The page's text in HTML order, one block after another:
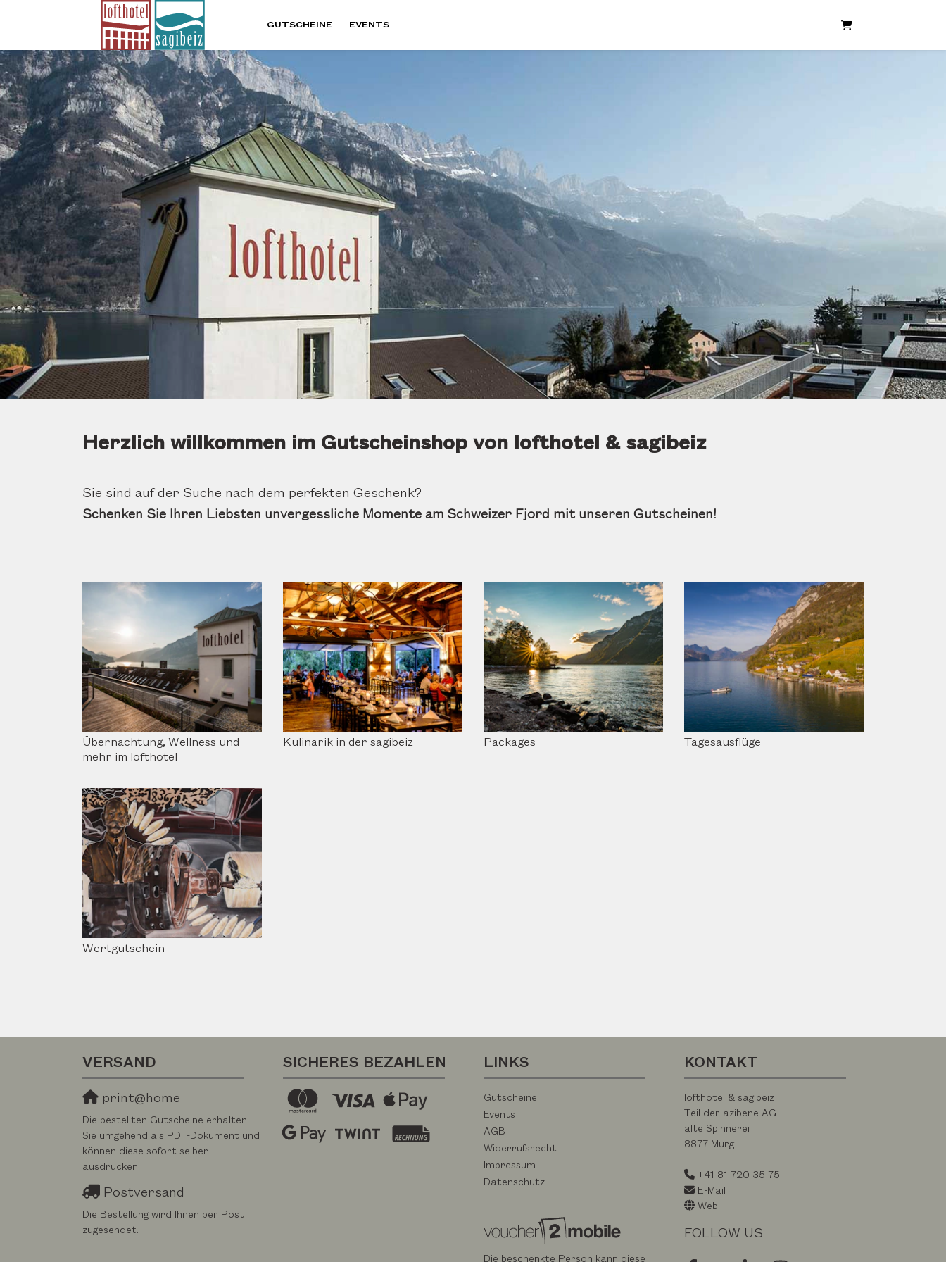
GUTSCHEINE EVENTS
WARENKORB
Herzlich willkommen im Gutscheinshop von lofthotel & sagibeiz
Sie sind auf der Suche nach dem perfekten Geschenk?
Schenken Sie Ihren Liebsten unvergessliche Momente am Schweizer Fjord mit unseren Gutscheinen!
Übernachtung, Wellness und
mehr im lofthotel
Kulinarik in der sagibeiz Packages Tagesausflüge
Wertgutschein
VERSAND
print@home
Die bestellten Gutscheine erhalten
Sie umgehend als PDF-Dokument und
können diese sofort selber
ausdrucken.
Postversand
Die Bestellung wird Ihnen per Post
zugesendet.
SICHERES BEZAHLEN LINKS
Gutscheine
Events
AGB
Widerrufsrecht
Impressum
Datenschutz
Die beschenkte Person kann diese
KONTAKT
lofthotel & sagibeiz
Teil der azibene AG
alte Spinnerei
8877 Murg
+41 81 720 35 75
E-Mail
Web
FOLLOW US